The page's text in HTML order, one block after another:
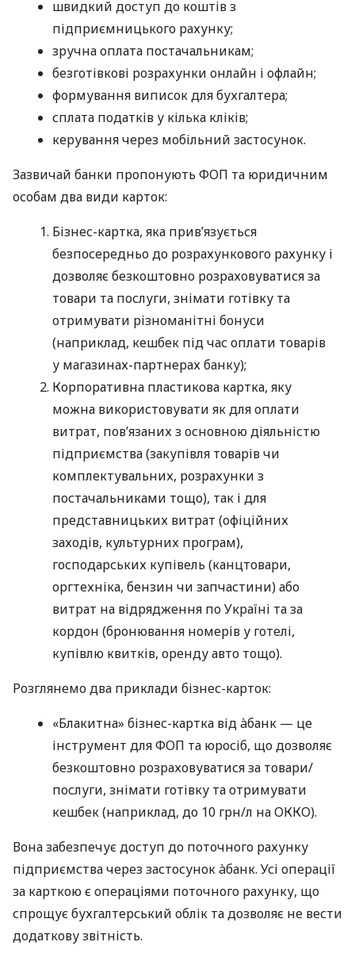
швидкий доступ до коштів з
підприємницького рахунку;
зручна оплата постачальникам;
безготівкові розрахунки онлайн і офлайн;
формування виписок для бухгалтера;
сплата податків у кілька кліків;
керування через мобільний застосунок.
Зазвичай банки пропонують ФОП та юридичним
особам два види карток:
Бізнес-картка, яка прив’язується
безпосередньо до розрахункового рахунку і
дозволяє безкоштовно розраховуватися за
товари та послуги, знімати готівку та
отримувати різноманітні бонуси
(наприклад, кешбек під час оплати товарів
у магазинах-партнерах банку);
Корпоративна пластикова картка, яку
можна використовувати як для оплати
витрат, пов’язаних з основною діяльністю
підприємства (закупівля товарів чи
комплектувальних, розрахунки з
постачальниками тощо), так і для
представницьких витрат (офіційних
заходів, культурних програм),
господарських купівель (канцтовари,
оргтехніка, бензин чи запчастини) або
витрат на відрядження по Україні та за
кордон (бронювання номерів у готелі,
купівлю квитків, оренду авто тощо).
Розглянемо два приклади бізнес-карток:
«Блакитна» бізнес-картка від àбанк — це
інструмент для ФОП та юросіб, що дозволяє
безкоштовно розраховуватися за товари/
послуги, знімати готівку та отримувати
кешбек (наприклад, до 10 грн/л на ОККО).
Вона забезпечує доступ до поточного рахунку
підприємства через застосунок àбанк. Усі операції
за карткою є операціями поточного рахунку, що
спрощує бухгалтерський облік та дозволяє не вести
додаткову звітність.